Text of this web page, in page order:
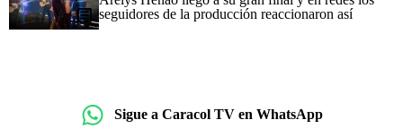
seguidores de la producción reaccionaron así
Sigue a Caracol TV en WhatsApp